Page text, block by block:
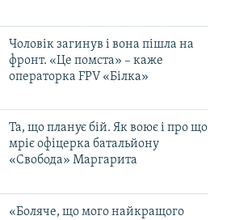
Чоловік загинув і вона пішла на
фронт. «Це помста» – каже
операторка FPV «Білка»
Та, що планує бій. Як воює і про що
мріє офіцерка батальйону
«Свобода» Маргарита
«Боляче, що мого найкращого